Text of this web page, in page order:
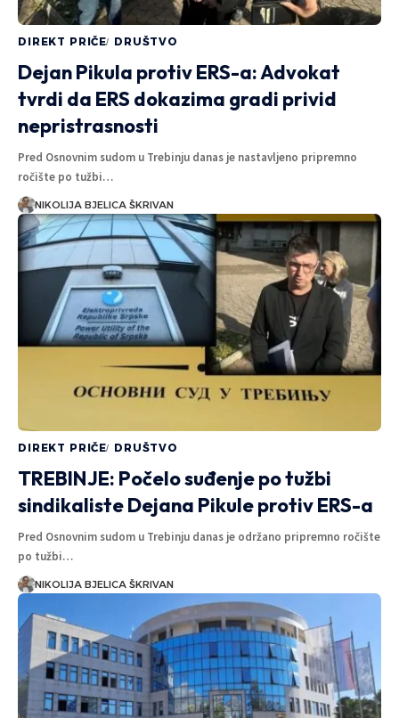
DIREKT PRIČE DRUŠTVO
Dejan Pikula protiv ERS-a: Advokat
tvrdi da ERS dokazima gradi privid
nepristrasnosti
Pred Osnovnim sudom u Trebinju danas je nastavljeno pripremno
ročište po tužbi…
NIKOLIJA BJELICA ŠKRIVAN
DIREKT PRIČE DRUŠTVO
TREBINJE: Počelo suđenje po tužbi
sindikaliste Dejana Pikule protiv ERS-a
Pred Osnovnim sudom u Trebinju danas je održano pripremno ročište
po tužbi…
NIKOLIJA BJELICA ŠKRIVAN